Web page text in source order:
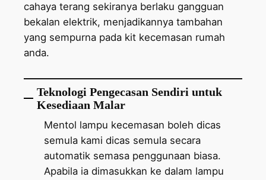
cahaya terang sekiranya berlaku gangguan
bekalan elektrik, menjadikannya tambahan
yang sempurna pada kit kecemasan rumah
anda.
Teknologi Pengecasan Sendiri untuk
Kesediaan Malar
Mentol lampu kecemasan boleh dicas
semula kami dicas semula secara
automatik semasa penggunaan biasa.
Apabila ia dimasukkan ke dalam lampu